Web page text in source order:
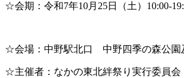
☆会期：令和7年10月25日（土）10:00-
☆会場：中野駅北口 中野四季の森公園
☆主催者：なかの東北絆祭り実行委員会